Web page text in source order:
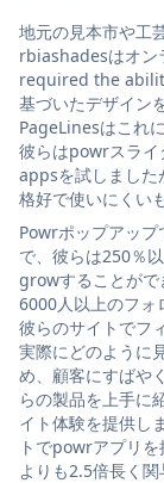
地元の見本市や工
rbiashadesはオン
required the
基づいたデザイン
PageLinesはこれ
彼らはpowrスラ
appsを試しました
格好で使いにくい
Powrポップアッ
で、彼らは250％
growすることが
6000人以上のフォ
彼らのサイトでフ
実際にどのように
め、顧客にすばや
らの製品を上手に
イト体験を提供し
トでpowrアプリ
よりも2.5倍長く関